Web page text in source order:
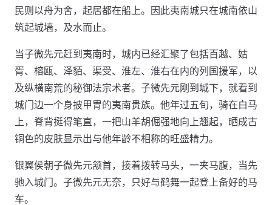
民则以舟为舍，起居都在船上。因此夷南城只在城南依山
筑起城墙，及水而止。
当子微先元赶到夷南时，城内已经汇聚了包括百越、姑
胥、榕瓯、泽貊、渠受、淮左、淮右在内的列国援军，以
及纵横南荒的秘御法宗术者。子微先元刚到城下，就看到
城门边一个身披甲冑的夷南贵族。他年过五旬，骑在白马
上，脊背挺得笔直，一把山羊胡倔强地向上翘起，晒成古
铜色的皮肤显示出与他年龄不相称的旺盛精力。
银翼侯朝子微先元颔首，接着拨转马头，一夹马腹，当先
驰入城门。子微先元无奈，只好与鹤舞一起登上备好的马
车。